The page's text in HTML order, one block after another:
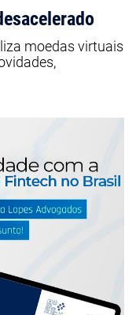
moedas virtuais